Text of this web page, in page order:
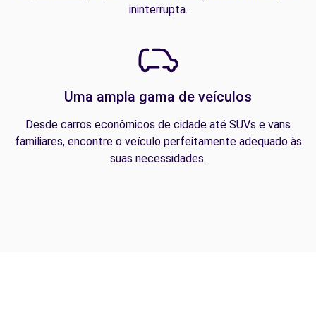
ininterrupta.
Uma ampla gama de veículos
Desde carros econômicos de cidade até SUVs e vans
familiares, encontre o veículo perfeitamente adequado às
suas necessidades.